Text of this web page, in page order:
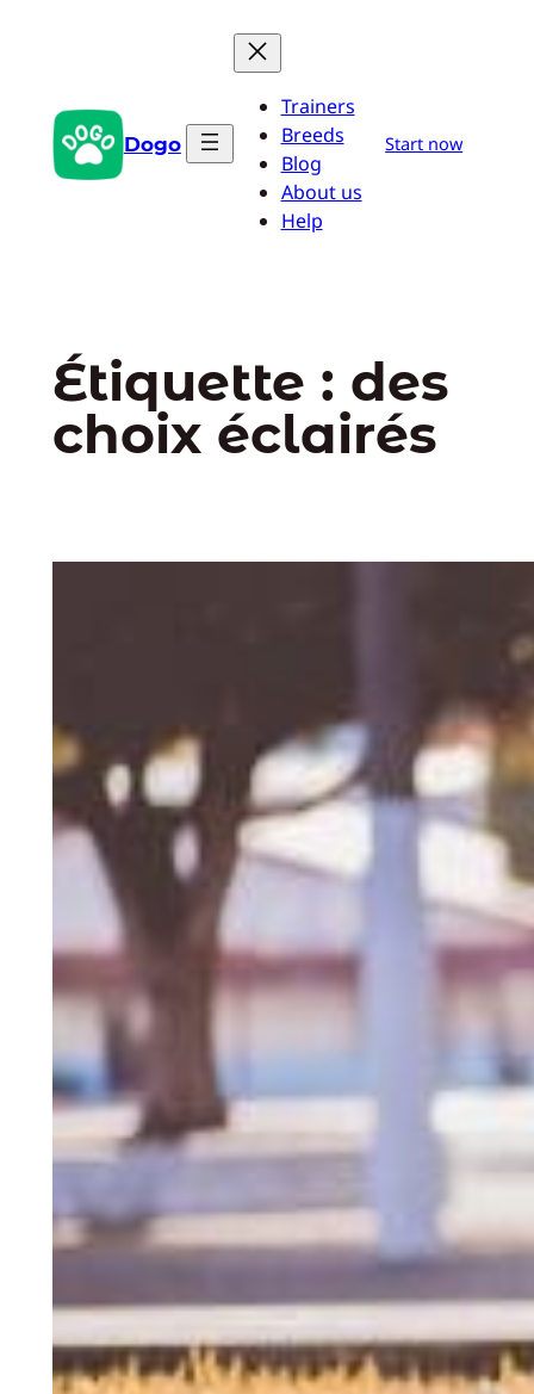
Dogo
Trainers
Breeds
Blog
About us
Help
Start now
Étiquette : des
choix éclairés